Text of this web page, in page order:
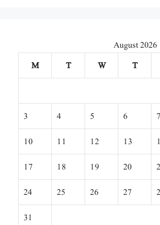
August 2026
M
T W T
3
4 5 6 7
10
11 12 13
17
18 19 20
24
25 26 27
31